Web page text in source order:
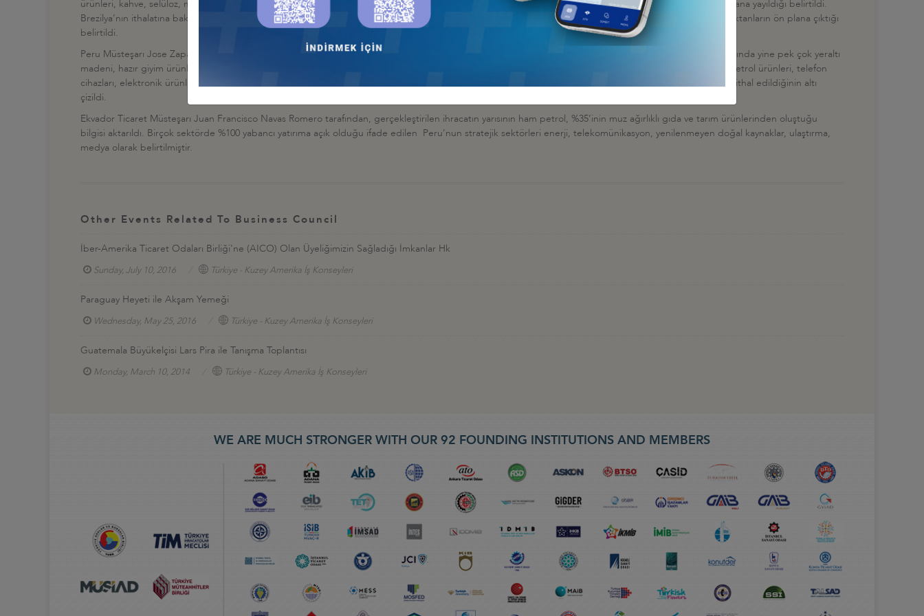
ürünleri, kahve, selüloz, mısır, petrol yağları, kara ve hava taşıtları, bu taşıtların aksam ve parçaları, tütün, altın, demir-çelik başta olmak üzere çok sayıda alana yayıldığı belirtildi.
Brezilya’nın ithalatına bakıldığında ise, petrol ürünleri, kara taşıtlarının bazı aksam ve parçaları, gübreler, taş kömürü, serum, haşarat öldürücü ve dezenfektanların ön plana çıktığı
belirtildi.
Peru Müsteşarı Jose Zapata Lopez tarafından, Peru ihracatının üçte birinin işlenmemiş ya da yarı işlenmiş bakır ve altının oluşturduğu belirtildi. Bunun yanında yine pek çok yeraltı
madeni, hazır giyim ürünleri, meyve-sebze ve deniz ürünlerinin Peru’nun ihracat kalemleri arasında olduğu ifade edildi. Başlıca ithalat ürünleri arasında, petrol ürünleri, telefon
cihazları, elektronik ürünler, mısır, soya, ilaç ve kauçuk olarak sıralanırken, ülkede otomotiv üretim ve montaj sanayisinin bulunmadığı, tüm kara taşıtlarının ithal edildiğinin altı
çizildi.
Ekvador Ticaret Müsteşarı Juan Francisco Navas Romero tarafından, gerçekleştirilen ihracatın yarısının ham petrol, %35’inin muz ağırlıklı gıda ve tarım ürünlerinden oluştuğu
bilgisi aktarıldı. Birçok sektörde %100 yabancı yatırıma açık olduğu ifade edilen Peru’nun stratejik sektörleri enerji, telekomünikasyon, yenilenmeyen doğal kaynaklar, ulaştırma,
medya olarak belirtilmiştir.
Other Events Related To Business Council
İber-Amerika Ticaret Odaları Birliği'ne (AICO) Olan Üyeliğimizin Sağladığı İmkanlar Hk
Sunday, July 10, 2016 Türkiye - Kuzey Amerika İş Konseyleri
Paraguay Heyeti ile Akşam Yemeği
Wednesday, May 25, 2016 Türkiye - Kuzey Amerika İş Konseyleri
Guatemala Büyükelçisi Lars Pira ile Tanışma Toplantısı
Monday, March 10, 2014 Türkiye - Kuzey Amerika İş Konseyleri
WE ARE MUCH STRONGER WITH OUR 92 FOUNDING INSTITUTIONS AND MEMBERS